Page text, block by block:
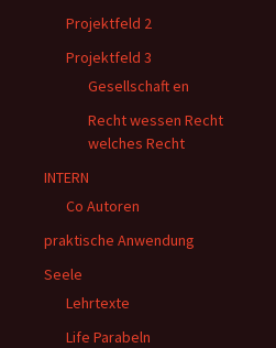
Projektfeld 2
Projektfeld 3
Gesellschaft en
Recht wessen Recht
welches Recht
INTERN
Co Autoren
praktische Anwendung
Seele
Lehrtexte
Life Parabeln